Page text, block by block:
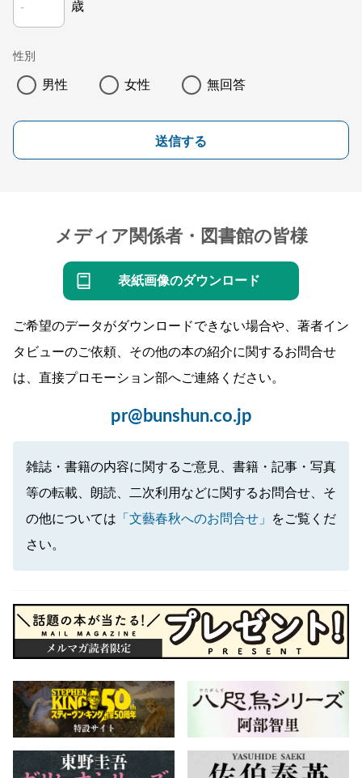
歳
性別
男性 女性 無回答
送信する
メディア関係者・図書館の皆様
表紙画像のダウンロード
ご希望のデータがダウンロードできない場合や、著者イン
タビューのご依頼、その他の本の紹介に関するお問合せ
は、直接プロモーション部へご連絡ください。
pr@bunshun.co.jp
雑誌・書籍の内容に関するご意見、書籍・記事・写真
等の転載、朗読、二次利用などに関するお問合せ、そ
の他については 「文藝春秋へのお問合せ」
をご覧くだ
さい。